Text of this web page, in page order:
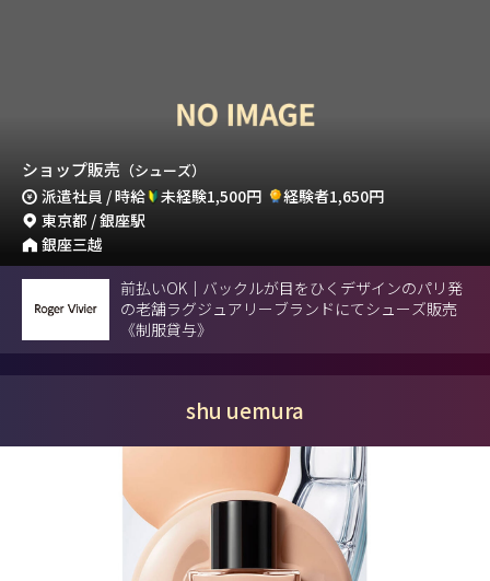
ショップ販売 （シューズ）
派遣社員 / 時給 未経験1,500円
経験者1,650円
東京都 / 銀座駅
銀座三越
前払いOK｜バックルが目をひくデザインのパリ発
の老舗ラグジュアリーブランドにてシューズ販売
《制服貸与》
shu uemura